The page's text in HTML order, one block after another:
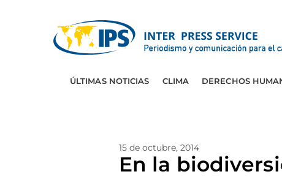
ÚLTIMAS NOTICIAS CLIMA DERECHOS
15 de octubre, 2014
En la